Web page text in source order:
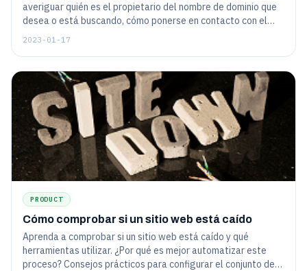
averiguar quién es el propietario del nombre de dominio que
desea o está buscando, cómo ponerse en contacto con el
propietario y cuándo expira la titularidad.
2023-01-17
PRODUCT
Cómo comprobar si un sitio web está caído
Aprenda a comprobar si un sitio web está caído y qué
herramientas utilizar. ¿Por qué es mejor automatizar este
proceso? Consejos prácticos para configurar el conjunto de